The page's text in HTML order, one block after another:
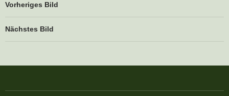
Vorheriges Bild
Nächstes Bild